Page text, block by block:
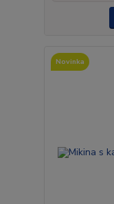
Novinka